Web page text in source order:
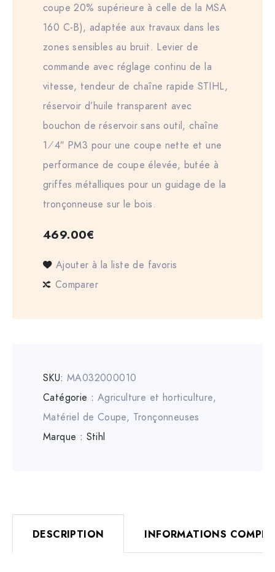
coupe 20% supérieure à celle de la MSA
160 C-B), adaptée aux travaux dans les
zones sensibles au bruit. Levier de
commande avec réglage continu de la
vitesse, tendeur de chaîne rapide STIHL,
réservoir d’huile transparent avec
bouchon de réservoir sans outil, chaîne
1⁄4″ PM3 pour une coupe nette et une
performance de coupe élevée, butée à
griffes métalliques pour un guidage de la
tronçonneuse sur le bois.
469.00€
Ajouter à la liste de favoris
Comparer
SKU: MA032000010
Catégorie : Agriculture et horticulture,
Matériel de Coupe, Tronçonneuses
Marque : Stihl
DESCRIPTION INFORMATIONS